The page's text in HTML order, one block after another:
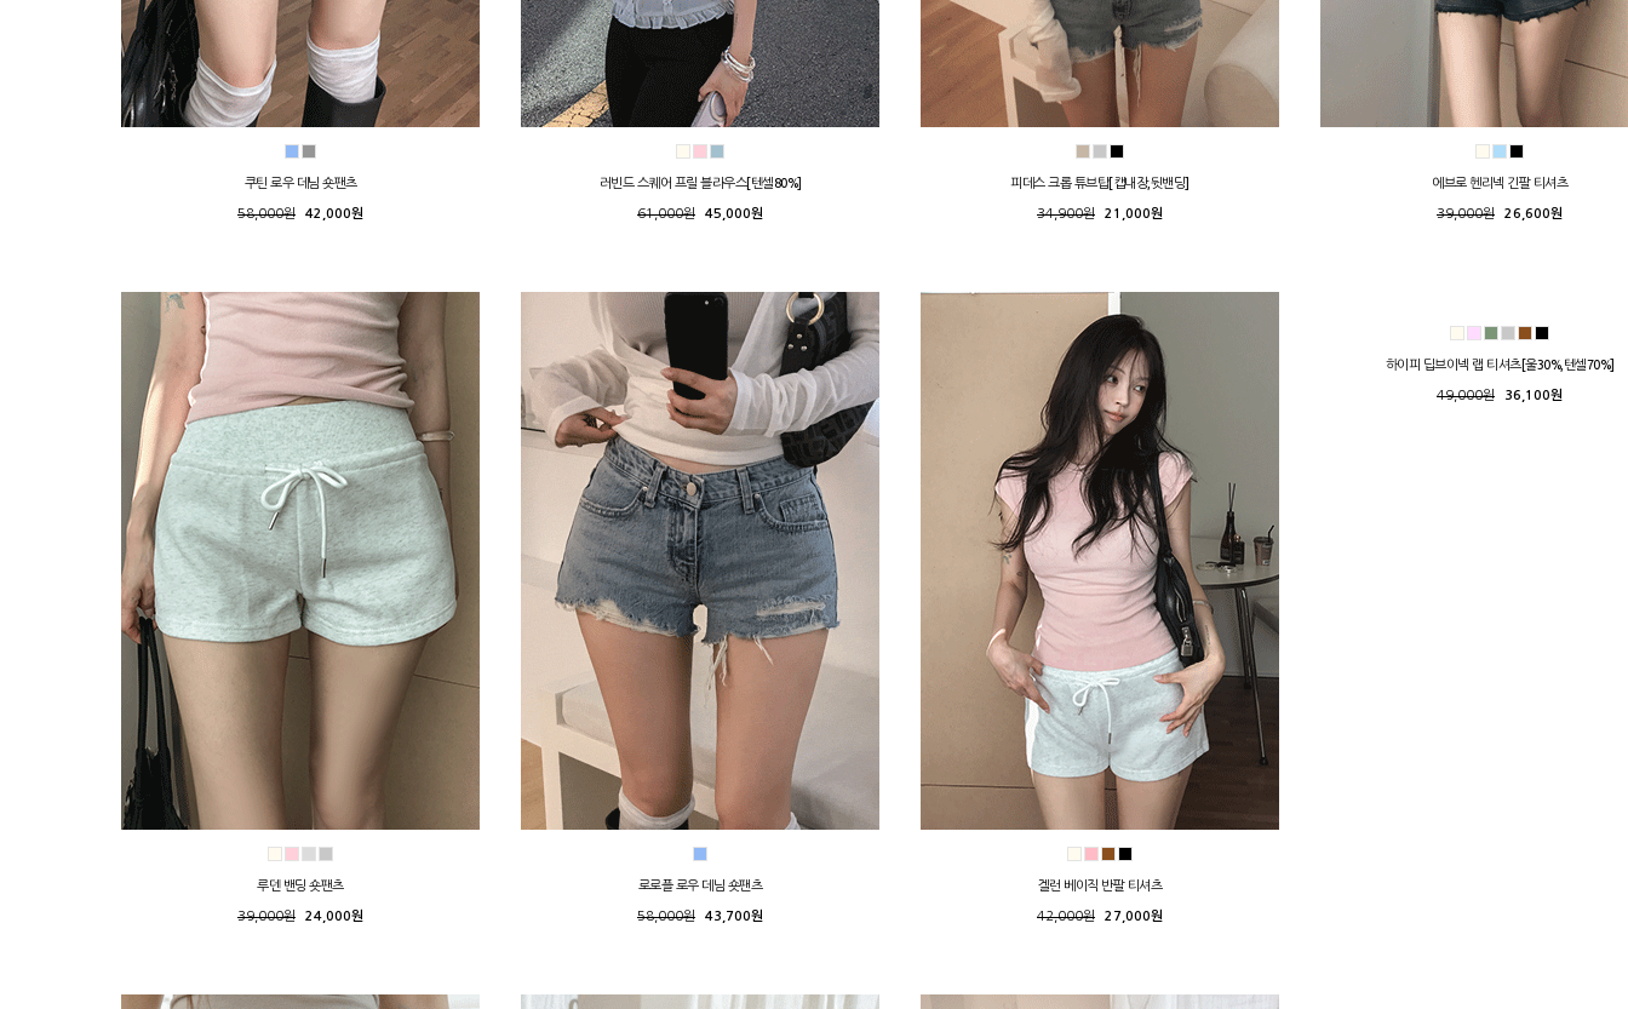
쿠틴 로우 데님 숏팬츠
58,000원 42,000원
러빈드 스퀘어 프릴 블라우스[텐셀80%]
61,000원 45,000원
피데스 크롭 튜브탑[캡내장,뒷밴딩]
34,900원 21,000원
에브로 헨리넥 긴팔 티셔츠
39,000원 26,600원
루덴 밴딩 숏팬츠
39,000원 24,000원
로로플 로우 데님 숏팬츠
58,000원 43,700원
겔런 베이직 반팔 티셔츠
42,000원 27,000원
하이피 딥브이넥 랩 티셔츠[울30%,텐셀70%]
49,000원 36,100원